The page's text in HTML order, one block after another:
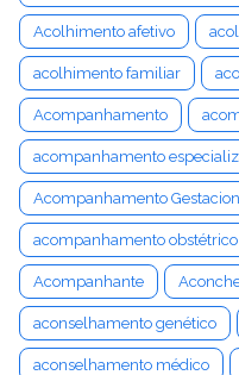
Acolhimento afetivo
acolhimento familiar
Acompanhamento
acompanhamento
Acompanhamento
acompanhamento obstétrico
Acompanhante
aconselhamento genético
aconselhamento médico